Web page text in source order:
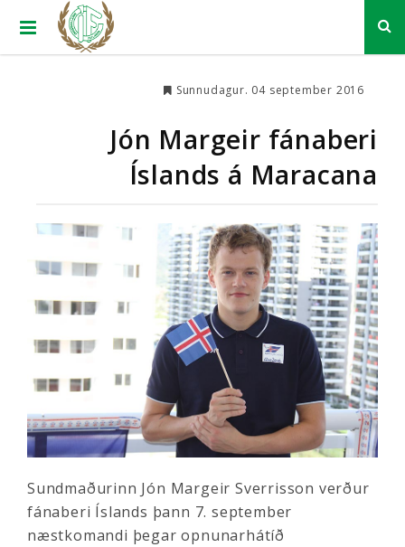
Sunnudagur. 04 september 2016
Jón Margeir fánaberi
Íslands á Maracana
Sundmaðurinn Jón Margeir Sverrisson verður
fánaberi Íslands þann 7. september
næstkomandi þegar opnunarhátíð